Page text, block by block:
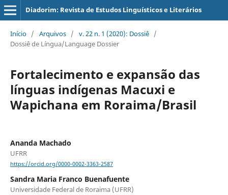
Diadorim: Revista de Estudos Linguísticos e Literários
Início / Arquivos / v. 22 n. 1 (2020): Dossiê /
Dossiê de Língua/Language Dossier
Fortalecimento e expansão das
línguas indígenas Macuxi e
Wapichana em Roraima/Brasil
Ananda Machado
UFRR
https://orcid.org/0000-0002-3363-2587
Sandra Maria Franco Buenafuente
Universidade Federal de Roraima (UFRR)